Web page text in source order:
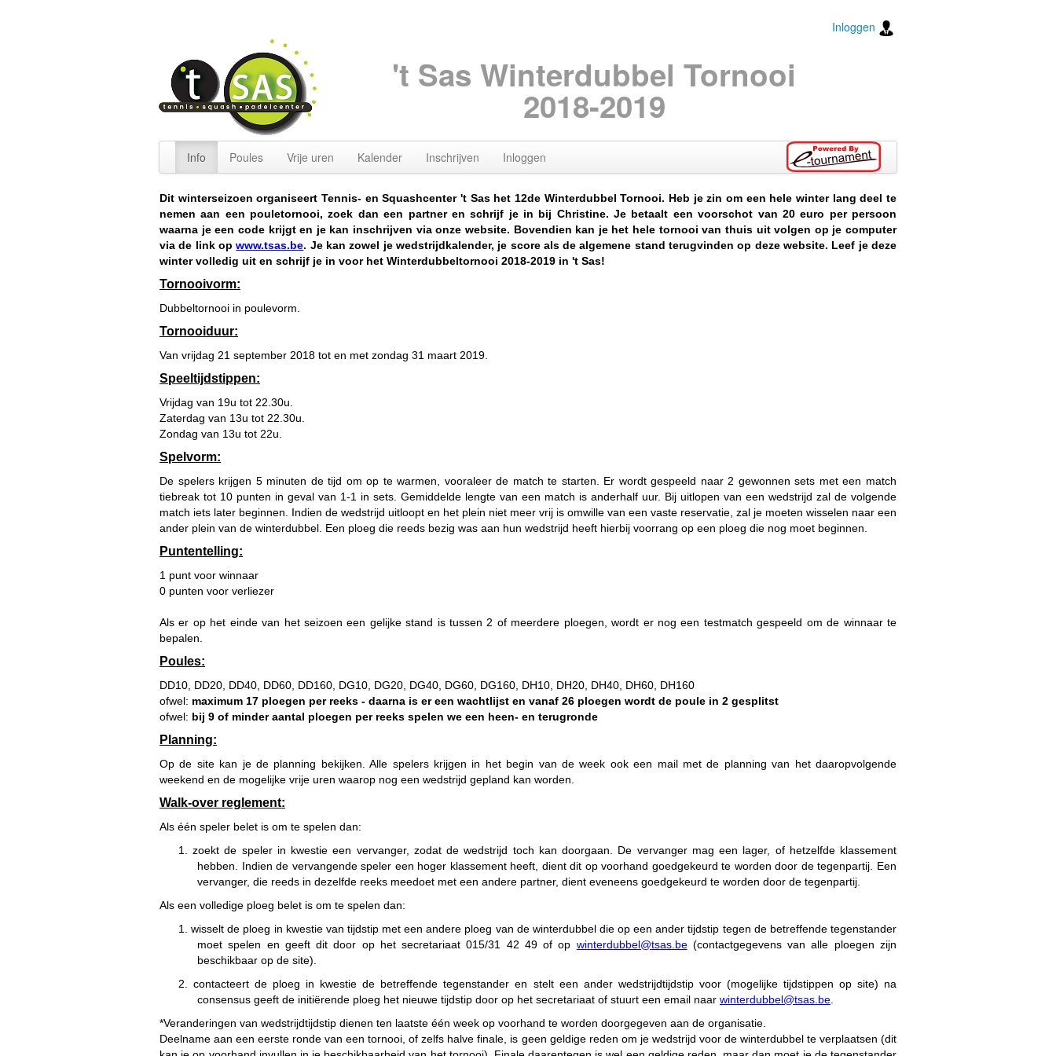
Inloggen
't Sas Winterdubbel Tornooi
2018-2019
Info Poules Vrije uren Kalender Inschrijven Inloggen
Dit winterseizoen organiseert Tennis- en Squashcenter 't Sas het 12de Winterdubbel Tornooi. Heb je zin om een hele winter lang deel te
nemen aan een pouletornooi, zoek dan een partner en schrijf je in bij Christine. Je betaalt een voorschot van 20 euro per persoon
waarna je een code krijgt en je kan inschrijven via onze website. Bovendien kan je het hele tornooi van thuis uit volgen op je computer
via de link opwww.tsas.be. Je kan zowel je wedstrijdkalender, je score als de algemene stand terugvinden op deze website. Leef je deze
winter volledig uit en schrijf je in voor het Winterdubbeltornooi 2018-2019 in 't Sas!
Tornooivorm:
Dubbeltornooi in poulevorm.
Tornooiduur:
Van vrijdag 21 september 2018 tot en met zondag 31 maart 2019.
Speeltijdstippen:
Vrijdag van 19u tot 22.30u.
Zaterdag van 13u tot 22.30u.
Zondag van 13u tot 22u.
Spelvorm:
De spelers krijgen 5 minuten de tijd om op te warmen, vooraleer de match te starten. Er wordt gespeeld naar 2 gewonnen sets met een match
tiebreak tot 10 punten in geval van 1-1 in sets. Gemiddelde lengte van een match is anderhalf uur. Bij uitlopen van een wedstrijd zal de volgende
match iets later beginnen. Indien de wedstrijd uitloopt en het plein niet meer vrij is omwille van een vaste reservatie, zal je moeten wisselen naar een
ander plein van de winterdubbel. Een ploeg die reeds bezig was aan hun wedstrijd heeft hierbij voorrang op een ploeg die nog moet beginnen.
Puntentelling:
1 punt voor winnaar
0 punten voor verliezer
Als er op het einde van het seizoen een gelijke stand is tussen 2 of meerdere ploegen, wordt er nog een testmatch gespeeld om de winnaar te
bepalen.
Poules:
DD10, DD20, DD40, DD60, DD160, DG10, DG20, DG40, DG60, DG160, DH10, DH20, DH40, DH60, DH160
ofwel: maximum 17 ploegen per reeks - daarna is er een wachtlijst en vanaf 26 ploegen wordt de poule in 2 gesplitst
ofwel: bij 9 of minder aantal ploegen per reeks spelen we een heen- en terugronde
Planning:
Op de site kan je de planning bekijken. Alle spelers krijgen in het begin van de week ook een mail met de planning van het daaropvolgende
weekend en de mogelijke vrije uren waarop nog een wedstrijd gepland kan worden.
Walk-over reglement:
Als één speler belet is om te spelen dan:
1. zoekt de speler in kwestie een vervanger, zodat de wedstrijd toch kan doorgaan. De vervanger mag een lager, of hetzelfde klassement
hebben. Indien de vervangende speler een hoger klassement heeft, dient dit op voorhand goedgekeurd te worden door de tegenpartij. Een
vervanger, die reeds in dezelfde reeks meedoet met een andere partner, dient eveneens goedgekeurd te worden door de tegenpartij.
Als een volledige ploeg belet is om te spelen dan:
1. wisselt de ploeg in kwestie van tijdstip met een andere ploeg van de winterdubbel die op een ander tijdstip tegen de betreffende tegenstander
moet spelen en geeft dit door op het secretariaat 015/31 42 49 of op winterdubbel@tsas.be(contactgegevens van alle ploegen zijn
beschikbaar op de site).
2. contacteert de ploeg in kwestie de betreffende tegenstander en stelt een ander wedstrijdtijdstip voor (mogelijke tijdstippen op site) na
consensus geeft de initiërende ploeg het nieuwe tijdstip door op het secretariaat of stuurt een email naar winterdubbel@tsas.be.
*Veranderingen van wedstrijdtijdstip dienen ten laatste één week op voorhand te worden doorgegeven aan de organisatie.
Deelname aan een eerste ronde van een tornooi, of zelfs halve finale, is geen geldige reden om je wedstrijd voor de winterdubbel te verplaatsen (dit